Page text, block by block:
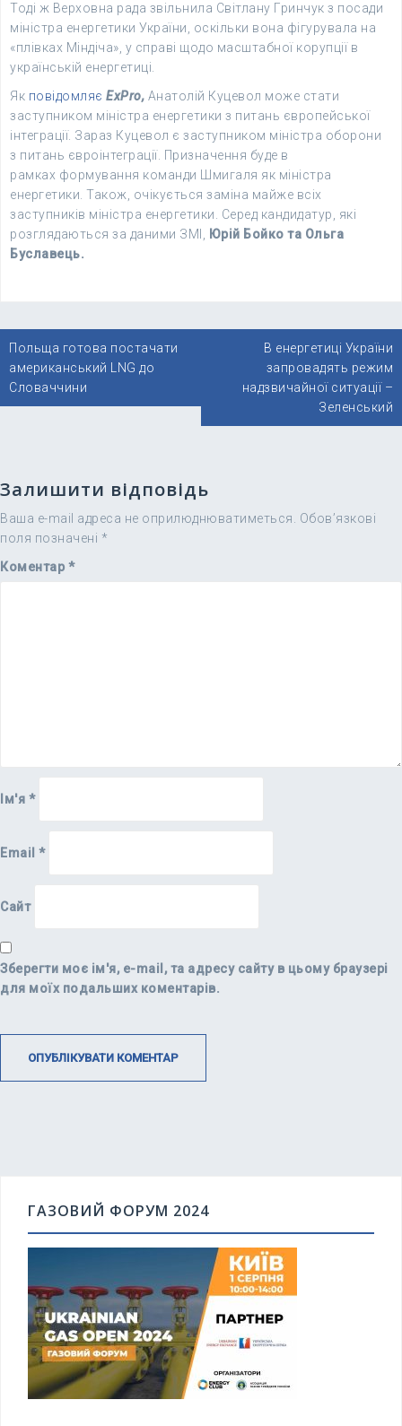
Тоді ж Верховна рада звільнила Світлану Гринчук з посади
міністра енергетики України, оскільки вона фігурувала на
«плівках Міндіча», у справі щодо масштабної корупції в
українській енергетиці.
Як повідомляє ExPro, Анатолій Куцевол може стати
заступником міністра енергетики з питань європейської
інтеграції. Зараз Куцевол є заступником міністра оборони
з питань євроінтеграції. Призначення буде в
рамках формування команди Шмигаля як міністра
енергетики. Також, очікується заміна майже всіх
заступників міністра енергетики. Серед кандидатур, які
розглядаються за даними ЗМІ,
Юрій Бойко та Ольга
Буславець.
Навігація
записів
Польща готова постачати
американський LNG до
Словаччини
В енергетиці України
запровадять режим
надзвичайної ситуації –
Зеленський
Залишити відповідь
Ваша e-mail адреса не оприлюднюватиметься.
Обов’язкові
поля позначені *
Коментар *
Ім'я *
Email *
Сайт
Зберегти моє ім'я, e-mail, та адресу сайту в цьому браузері
для моїх подальших коментарів.
ГАЗОВИЙ ФОРУМ 2024